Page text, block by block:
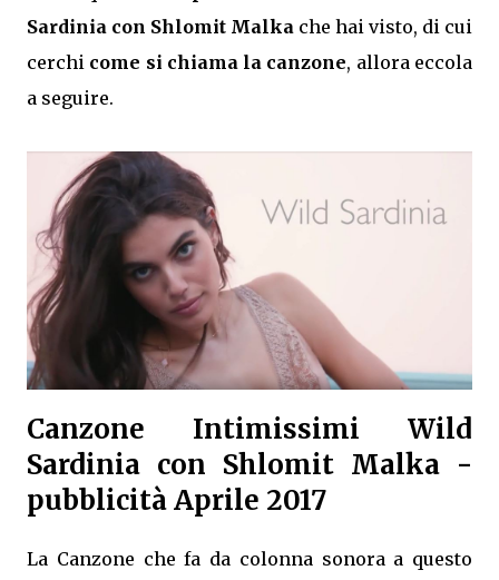
Sardinia con Shlomit Malka che hai visto, di cui
cerchi come si chiama la canzone, allora eccola
a seguire.
Canzone Intimissimi Wild
Sardinia con Shlomit Malka -
pubblicità Aprile 2017
La Canzone che fa da colonna sonora a questo